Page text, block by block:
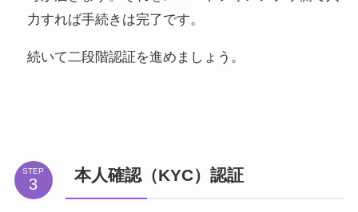
力すれば手続きは完了です。
続いて二段階認証を進めましょう。
STEP 本人確認（KYC）認証